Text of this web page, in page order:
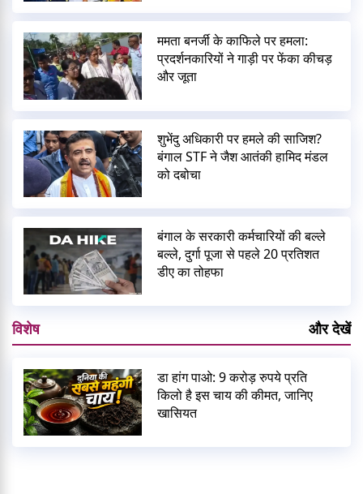
ममता बनर्जी के काफिले पर हमला:
प्रदर्शनकारियों ने गाड़ी पर फेंका कीचड़
और जूता
शुभेंदु अधिकारी पर हमले की साजिश?
बंगाल STF ने जैश आतंकी हामिद मंडल
को दबोचा
बंगाल के सरकारी कर्मचारियों की बल्ले
बल्ले, दुर्गा पूजा से पहले 20 प्रतिशत
डीए का तोहफा
विशेष और देखें
डा हांग पाओ: 9 करोड़ रुपये प्रति
किलो है इस चाय की कीमत, जानिए
खासियत